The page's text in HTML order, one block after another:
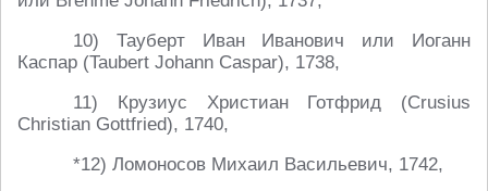
10) Тауберт Иван Иванович или Иоганн
Каспар (Taubert Johann Caspar), 1738,
11) Крузиус Христиан Готфрид (Crusius
Christian Gottfried), 1740,
*12) Ломоносов Михаил Васильевич, 1742,